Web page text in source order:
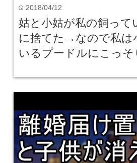
time 2018/04/12
姑と小姑が私の飼って
に捨てた→なので私は
いるプードルにこっそ